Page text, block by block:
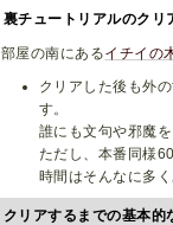
裏チュートリアルのクリ
部屋の南にあるイチイの
クリアした後も外
す。
誰にも文句や邪魔
ただし、本番同様
時間はそんなに多く
クリアするまでの基本的